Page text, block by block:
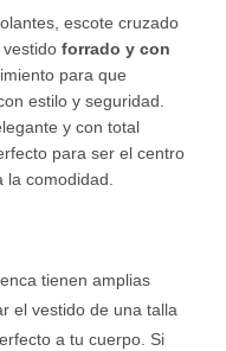
escote cruzado
forrado y con
para que
estilo y seguridad.
y con total
para ser el centro
la comodidad.
tienen amplias
el vestido de una talla
a tu cuerpo. Si